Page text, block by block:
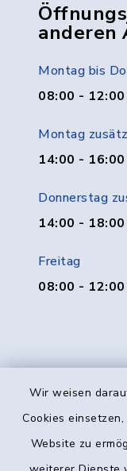
Wir weisen
Cookies
Website zu
anderen
Montag bis
08:00 - 12:00
Montag
14:00 - 16:00
Donnerstag
14:00 - 18:00
Freitag
08:00 - 12:00